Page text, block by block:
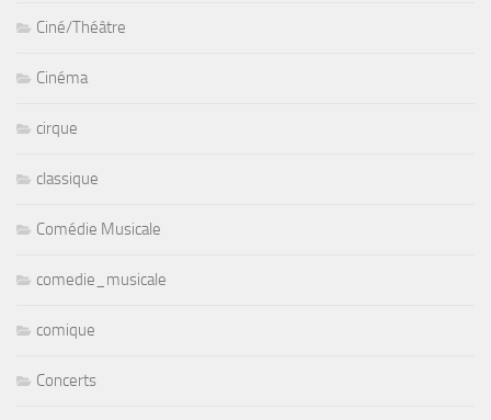
Ciné/Théâtre
Cinéma
cirque
classique
Comédie Musicale
comedie_musicale
comique
Concerts